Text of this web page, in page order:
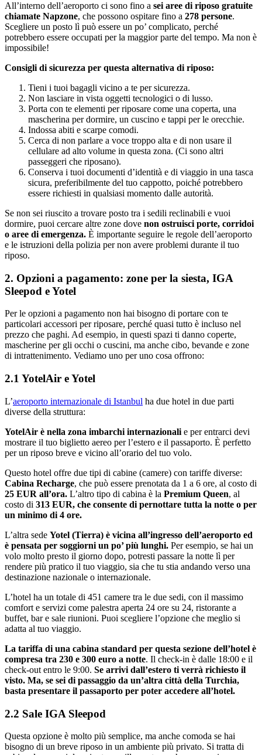
All’interno dell’aeroporto ci sono fino a sei aree di riposo gratuite
chiamate Napzone, che possono ospitare fino a 278 persone.
Scegliere un posto lì può essere un po’ complicato, perché
potrebbero essere occupati per la maggior parte del tempo. Ma non è
impossibile!
Consigli di sicurezza per questa alternativa di riposo:
Tieni i tuoi bagagli vicino a te per sicurezza.
Non lasciare in vista oggetti tecnologici o di lusso.
Porta con te elementi per riposare come una coperta, una
mascherina per dormire, un cuscino e tappi per le orecchie.
Indossa abiti e scarpe comodi.
Cerca di non parlare a voce troppo alta e di non usare il
cellulare ad alto volume in questa zona. (Ci sono altri
passeggeri che riposano).
Conserva i tuoi documenti d’identità e di viaggio in una tasca
sicura, preferibilmente del tuo cappotto, poiché potrebbero
essere richiesti in qualsiasi momento dalle autorità.
Se non sei riuscito a trovare posto tra i sedili reclinabili e vuoi
dormire, puoi cercare altre zone dove non ostruisci porte, corridoi
o aree di emergenza. È importante seguire le regole dell’aeroporto
e le istruzioni della polizia per non avere problemi durante il tuo
riposo.
2. Opzioni a pagamento: zone per la siesta, IGA
Sleepod e Yotel
Per le opzioni a pagamento non hai bisogno di portare con te
particolari accessori per riposare, perché quasi tutto è incluso nel
prezzo che paghi. Ad esempio, in questi spazi ti danno coperte,
mascherine per gli occhi o cuscini, ma anche cibo, bevande e zone
di intrattenimento. Vediamo uno per uno cosa offrono:
2.1 YotelAir e Yotel
L’aeroporto internazionale di Istanbul ha due hotel in due parti
diverse della struttura:
YotelAir è nella zona imbarchi internazionali e per entrarci devi
mostrare il tuo biglietto aereo per l’estero e il passaporto. È perfetto
per un riposo breve e vicino all’orario del tuo volo.
Questo hotel offre due tipi di cabine (camere) con tariffe diverse:
Cabina Recharge, che può essere prenotata da 1 a 6 ore, al costo di
25 EUR all’ora. L’altro tipo di cabina è la Premium Queen, al
costo di 313 EUR, che consente di pernottare tutta la notte o per
un minimo di 4 ore.
L’altra sede Yotel (Tierra) è vicina all’ingresso dell’aeroporto ed
è pensata per soggiorni un po’ più lunghi. Per esempio, se hai un
volo molto presto il giorno dopo, potresti passare la notte lì per
rendere più pratico il tuo viaggio, sia che tu stia andando verso una
destinazione nazionale o internazionale.
L’hotel ha un totale di 451 camere tra le due sedi, con il massimo
comfort e servizi come palestra aperta 24 ore su 24, ristorante a
buffet, bar e sale riunioni. Puoi scegliere l’opzione che meglio si
adatta al tuo viaggio.
La tariffa di una cabina standard per questa sezione dell’hotel è
compresa tra 230 e 300 euro a notte. Il check-in è dalle 18:00 e il
check-out entro le 9:00. Se arrivi dall’estero ti verrà richiesto il
visto. Ma, se sei di passaggio da un’altra città della Turchia,
basta presentare il passaporto per poter accedere all’hotel.
2.2 Sale IGA Sleepod
Questa opzione è molto più semplice, ma anche comoda se hai
bisogno di un breve riposo in un ambiente più privato. Si tratta di